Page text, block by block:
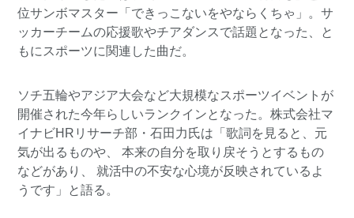
位サンボマスター「できっこないをやならくちゃ」。サ
ッカーチームの応援歌やチアダンスで話題となった、と
もにスポーツに関連した曲だ。
ソチ五輪やアジア大会など大規模なスポーツイベントが
開催された今年らしいランクインとなった。株式会社マ
イナビHRリサーチ部・石田力氏は「歌詞を見ると、元
気が出るものや、 本来の自分を取り戻そうとするもの
などがあり、 就活中の不安な心境が反映されているよ
うです」と語る。